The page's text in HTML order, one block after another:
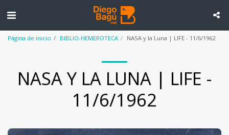
Página de inicio BIBLIO-HEMEROTECA NASA y la Luna | LIFE - 11/6/1962
NASA Y LA LUNA | LIFE -
11/6/1962